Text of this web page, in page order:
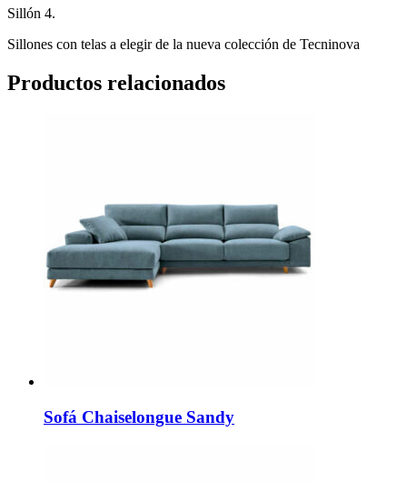
Sillón 4.
Sillones con telas a elegir de la nueva colección de Tecninova
Productos relacionados
Sofá Chaiselongue Sandy